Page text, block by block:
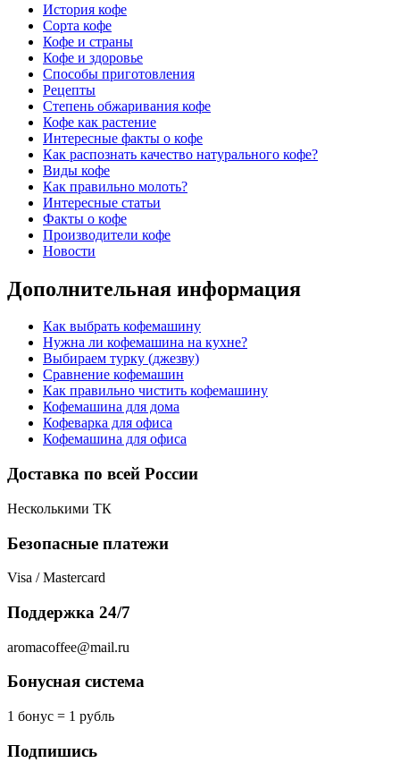
История кофе
Сорта кофе
Кофе и страны
Кофе и здоровье
Способы приготовления
Рецепты
Степень обжаривания кофе
Кофе как растение
Интересные факты о кофе
Как распознать качество натурального кофе?
Виды кофе
Как правильно молоть?
Интересные статьи
Факты о кофе
Производители кофе
Новости
Дополнительная информация
Как выбрать кофемашину
Нужна ли кофемашина на кухне?
Выбираем турку (джезву)
Сравнение кофемашин
Как правильно чистить кофемашину
Кофемашина для дома
Кофеварка для офиса
Кофемашина для офиса
Доставка по всей России
Несколькими ТК
Безопасные платежи
Visa / Mastercard
Поддержка 24/7
aromacoffee@mail.ru
Бонусная система
1 бонус = 1 рубль
Подпишись